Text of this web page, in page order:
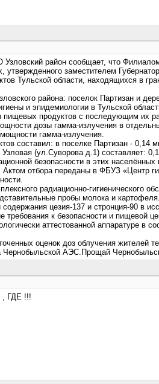
район сообщает, что
заместителем
Тульской области, находящихся в
района: поселок Партизан и
и эпидемиологии в Тульской
пищевых продуктов с последующим их
дозы гамма-излучения в
гамма-излучения.
составил: в поселке Партизан - 0,14
(ул.Суворова д.1) составляет:
безопасности в этих
отбора переданы в ФБУЗ «Центр
радиационно-гигиенического
пробы молока и картофеля.
цезия-137 и стронция-90 в
требования к безопасности и пищевой
аттестованной аппаратуре в
оценок доз облучения жителей
Чернобыльской АЭС.Прощай
, ГДЕ !!!